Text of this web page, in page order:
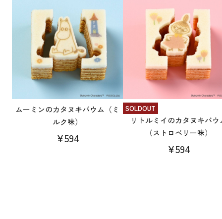
ムーミンのカタヌキバウム（ミ
ルク味）
¥594
SOLDOUT
リトルミイのカタヌキバウ
（ストロベリー味）
¥594